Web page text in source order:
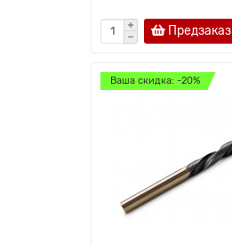
Предзаказ
Ваша скидка: -20%